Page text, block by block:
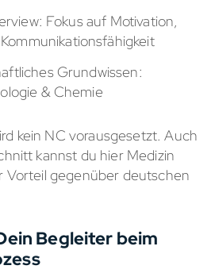
Fokus auf Motivation,
Grundwissen:
& Chemie
kein NC vorausgesetzt. Auch
kannst du hier Medizin
Vorteil gegenüber deutschen
Begleiter beim